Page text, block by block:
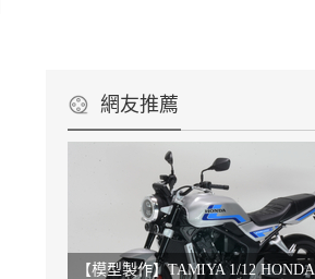
網友推薦
【模型製作】TAMIYA 1/12 HONDA